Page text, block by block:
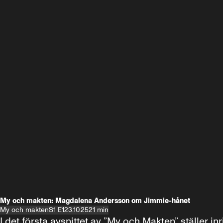
My och makten: Magdalena Andersson om Jimmie-hånet
My och maktenS1 E123.10.2521 min